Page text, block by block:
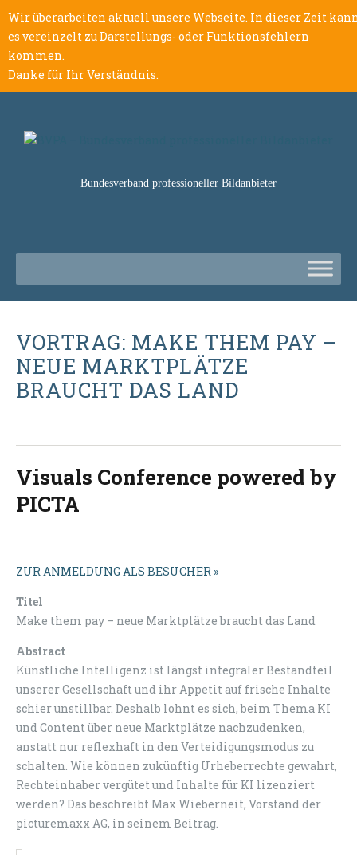
Wir überarbeiten aktuell unsere Webseite. In dieser Zeit
es vereinzelt zu Darstellungs- oder Funktionsfehlern
kommen.
Danke für Ihr Verständnis.
Bundesverband professioneller Bildanbieter
VORTRAG: MAKE THEM PAY –
NEUE MARKTPLÄTZE
BRAUCHT DAS LAND
Visuals Conference powered by
PICTA
ZUR ANMELDUNG ALS BESUCHER »
Titel
Make them pay – neue Marktplätze braucht das Land
Abstract
Künstliche Intelligenz ist längst integraler Bestandteil
unserer Gesellschaft und ihr Appetit auf frische Inhalte
schier unstillbar. Deshalb lohnt es sich, beim Thema KI
und Content über neue Marktplätze nachzudenken,
anstatt nur reflexhaft in den Verteidigungsmodus zu
schalten. Wie können zukünftig Urheberrechte gewahrt,
Rechteinhaber vergütet und Inhalte für KI lizenziert
werden? Das beschreibt Max Wieberneit, Vorstand der
picturemaxx AG, in seinem Beitrag.